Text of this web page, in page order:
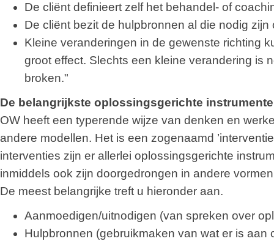
De cliënt definieert zelf het behandel- of
De cliënt bezit de hulpbronnen al die nodig
Kleine veranderingen in de gewenste richting
groot effect. Slechts een kleine verandering is
broken."
De belangrijkste oplossingsgerichte
OW heeft een typerende wijze van denken en
andere modellen. Het is een zogenaamd
interventies zijn er allerlei oplossingsgerichte
inmiddels ook zijn doorgedrongen in andere
De meest belangrijke treft u hieronder aan.
Aanmoedigen/uitnodigen (van spreken over
Hulpbronnen (gebruikmaken van wat er is aan